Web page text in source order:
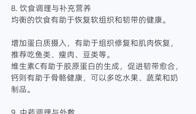
8. 饮食调理与补充营养
均衡的饮食有助于恢复软组织和韧带的健康。
增加蛋白质摄入，有助于组织修复和肌肉恢复，
推荐吃鱼类、瘦肉、豆类等。
维生素C有助于胶原蛋白的生成，促进韧带愈合，
钙则有助于骨骼健康，可以多吃水果、蔬菜和奶
制品。